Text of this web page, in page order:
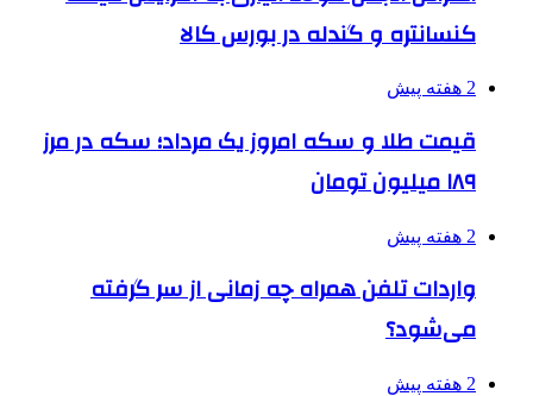
کنسانتره و گندله در بورس کالا
2 هفته پیش
قیمت طلا و سکه امروز یک مرداد؛ سکه در مرز
۱۸۹ میلیون تومان
2 هفته پیش
واردات تلفن همراه چه زمانی از سر گرفته
می‌شود؟
2 هفته پیش